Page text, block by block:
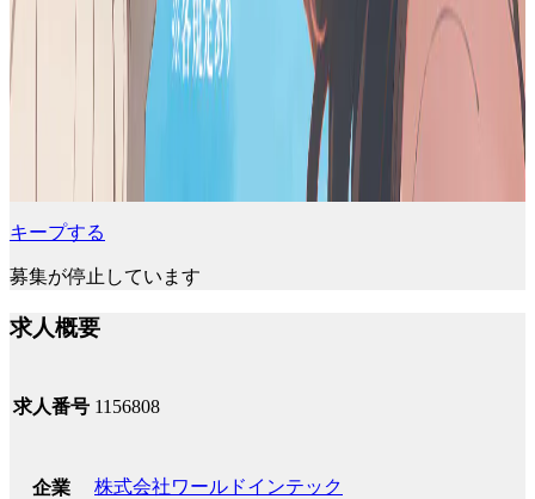
キープする
募集が停止しています
求人概要
求人番号 1156808
企業 株式会社ワールドインテック